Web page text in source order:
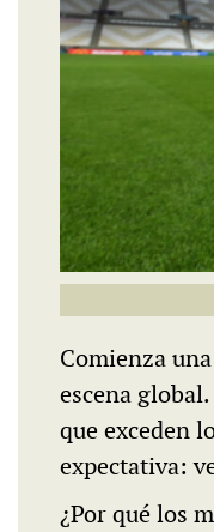
Comienza
escena
que exceden
expectativa:
¿Por qué los